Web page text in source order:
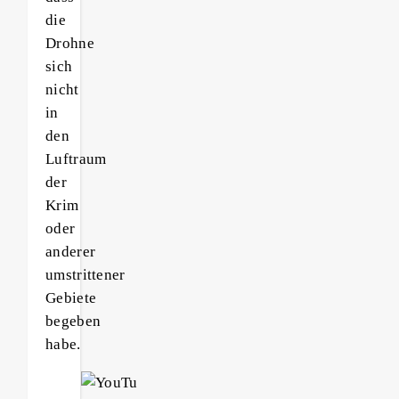
die
Drohne
sich
nicht
in
den
Luftraum
der
Krim
oder
anderer
umstrittener
Gebiete
begeben
habe.